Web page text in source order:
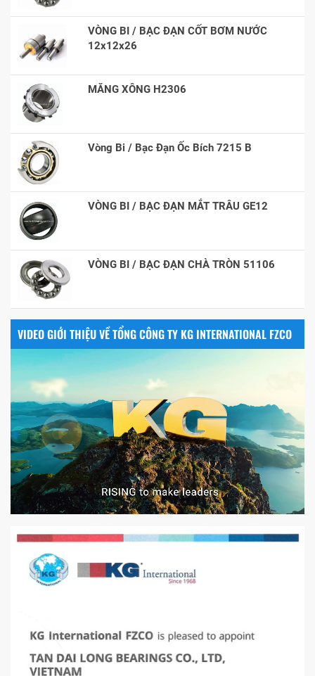
VÒNG BI / BẠC ĐẠN CỐT BƠM NƯỚC
12x12x26
MĂNG XÔNG H2306
Vòng Bi / Bạc Đạn Ốc Bích 7215 B
VÒNG BI / BẠC ĐẠN MẮT TRÂU GE12
VÒNG BI / BẠC ĐẠN CHÀ TRÒN 51106
VIDEO GIỚI THIỆU VỀ TỔNG CÔNG TY KG INTERNATIONAL FZCO